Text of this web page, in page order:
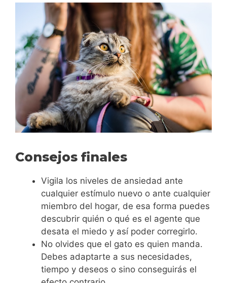
Consejos finales
Vigila los niveles de ansiedad ante
cualquier estímulo nuevo o ante cualquier
miembro del hogar, de esa forma puedes
descubrir quién o qué es el agente que
desata el miedo y así poder corregirlo.
No olvides que el gato es quien manda.
Debes adaptarte a sus necesidades,
tiempo y deseos o sino conseguirás el